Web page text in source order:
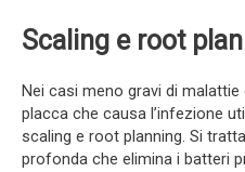
Scaling e root
Nei casi meno gravi di malattie
placca che causa l’infezione
scaling e root planning. Si
profonda che elimina i batteri